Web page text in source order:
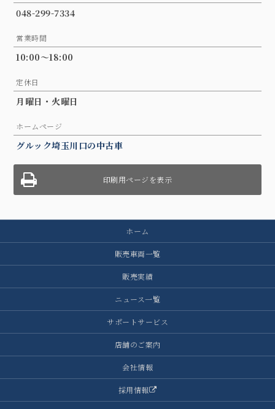
048-299-7334
営業時間
10:00～18:00
定休日
月曜日・火曜日
ホームページ
グルック埼玉川口の中古車
印刷用ページを表示
ホーム
販売車両一覧
販売実績
ニュース一覧
サポートサービス
店舗のご案内
会社情報
採用情報